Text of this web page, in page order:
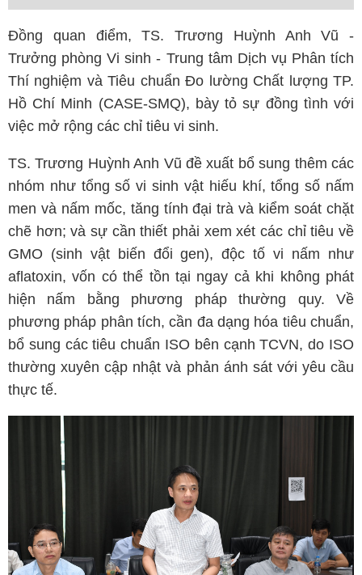
Đồng quan điểm, TS. Trương Huỳnh Anh Vũ -
Trưởng phòng Vi sinh - Trung tâm Dịch vụ Phân tích
Thí nghiệm và Tiêu chuẩn Đo lường Chất lượng TP.
Hồ Chí Minh (CASE-SMQ), bày tỏ sự đồng tình với
việc mở rộng các chỉ tiêu vi sinh.
TS. Trương Huỳnh Anh Vũ đề xuất bổ sung thêm các
nhóm như tổng số vi sinh vật hiếu khí, tổng số nấm
men và nấm mốc, tăng tính đại trà và kiểm soát chặt
chẽ hơn; và sự cần thiết phải xem xét các chỉ tiêu về
GMO (sinh vật biến đổi gen), độc tố vi nấm như
aflatoxin, vốn có thể tồn tại ngay cả khi không phát
hiện nấm bằng phương pháp thường quy. Về
phương pháp phân tích, cần đa dạng hóa tiêu chuẩn,
bổ sung các tiêu chuẩn ISO bên cạnh TCVN, do ISO
thường xuyên cập nhật và phản ánh sát với yêu cầu
thực tế.